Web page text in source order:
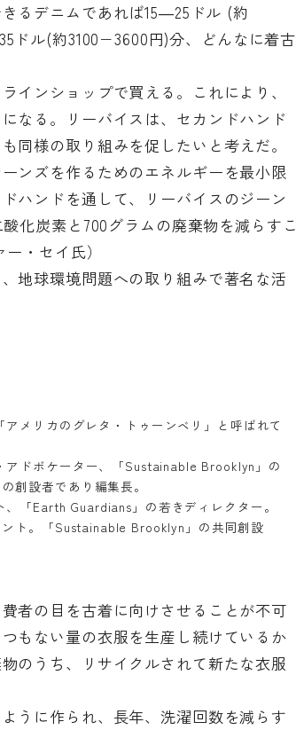
るデニムであれば15―25ドル (約
ドル(約3100−3600円)分、どんなに着古
インショップで買える。これにより、
なる。リーバイスは、セカンドハンド
同様の取り組みを促したいと考えだ。
ンズを作るためのエネルギーを最小限
ハンドを通して、リーバイスのジーン
化炭素と700グラムの廃棄物を減らす
・セイ氏）
地球環境問題への取り組みで著名な活
メリカのグレタ・トゥーンベリ」と呼ばれて
アドボケーター、「Sustainable Brooklyn 」の
創設者であり編集長。
、「Earth Guardians 」の若きディレクター。
ト。「Sustainable Brooklyn 」の共同創設
者の目を古着に向けさせることが不可
もない量の衣服を生産し続けているか
のうち、リサイクルされて新たな衣服
うに作られ、長年、洗濯回数を減らす